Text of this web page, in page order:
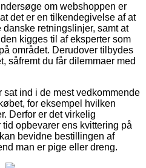
om webshoppen er
det er en tilkendegivelse af at
retningslinjer, samt at
kigges til af eksperter som
området. Derudover tilbydes
såfremt du får dilemmaer med
sat ind i de mest vedkommende
for eksempel hvilken
Derfor er det virkelig
opbevarer ens kvittering på
bevidne bestillingen af
man er pige eller dreng.